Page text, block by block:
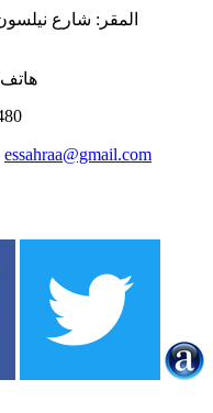
هاتف: 25000622 - 45250731 -
essahraa@gmail.com